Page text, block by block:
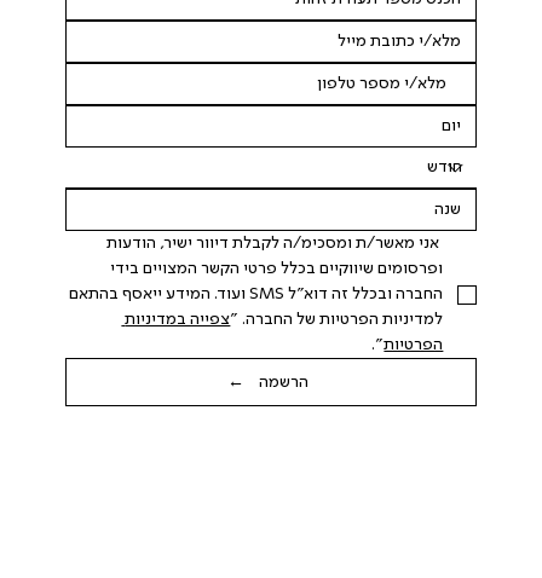
אני מאשר/ת ומסכימ/ה לקבלת דיוור ישיר, הודעות
החברה ובכלל זה דוא"ל SMS ועוד. המידע ייאסף בהתאם
למדיניות הפרטיות של החברה. "
צפייה במדיניות
הפרטיות".
הרשמה ←